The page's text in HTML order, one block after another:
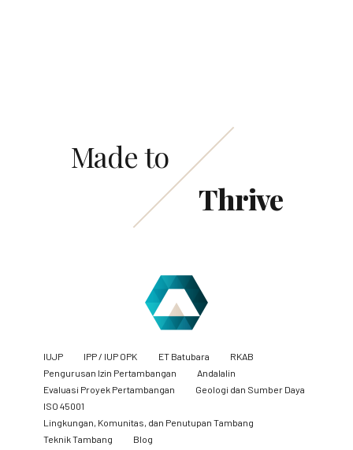
Made to
Thrive
IUJP IPP / IUP OPK ET Batubara
RKAB
Pengurusan Izin Pertambangan
Andalalin
Evaluasi Proyek Pertambangan
Geologi dan Sumber Daya
ISO 45001
Lingkungan, Komunitas, dan Penutupan Tambang
​Teknik Tambang
Blog